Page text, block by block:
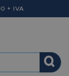
+ IVA